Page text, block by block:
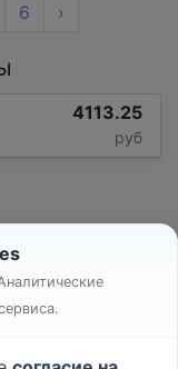
6 ›
4113.25
руб